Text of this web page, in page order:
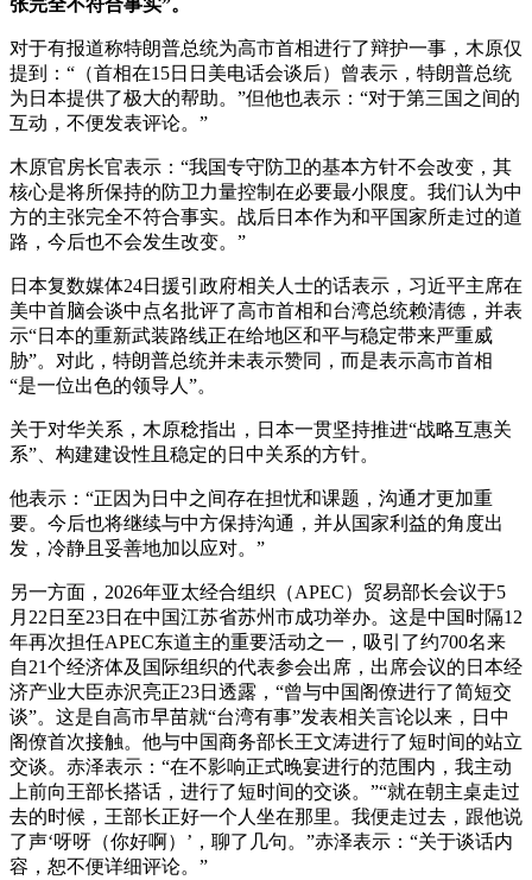
张完全不符合事实”。
对于有报道称特朗普总统为高市首相进行了辩护一事，木原仅
提到：“（首相在15日日美电话会谈后）曾表示，特朗普总统
为日本提供了极大的帮助。”但他也表示：“对于第三国之间的
互动，不便发表评论。”
木原官房长官表示：“我国专守防卫的基本方针不会改变，其
核心是将所保持的防卫力量控制在必要最小限度。我们认为中
方的主张完全不符合事实。战后日本作为和平国家所走过的道
路，今后也不会发生改变。”
日本复数媒体24日援引政府相关人士的话表示，习近平主席在
美中首脑会谈中点名批评了高市首相和台湾总统赖清德，并表
示“日本的重新武装路线正在给地区和平与稳定带来严重威
胁”。对此，特朗普总统并未表示赞同，而是表示高市首相
“是一位出色的领导人”。
关于对华关系，木原稔指出，日本一贯坚持推进“战略互惠关
系”、构建建设性且稳定的日中关系的方针。
他表示：“正因为日中之间存在担忧和课题，沟通才更加重
要。今后也将继续与中方保持沟通，并从国家利益的角度出
发，冷静且妥善地加以应对。”
另一方面，2026年亚太经合组织（APEC）贸易部长会议于5
月22日至23日在中国江苏省苏州市成功举办。这是中国时隔12
年再次担任APEC东道主的重要活动之一，吸引了约700名来
自21个经济体及国际组织的代表参会出席，出席会议的日本经
济产业大臣赤沢亮正23日透露，“曾与中国阁僚进行了简短交
谈”。这是自高市早苗就“台湾有事”发表相关言论以来，日中
阁僚首次接触。他与中国商务部长王文涛进行了短时间的站立
交谈。赤泽表示：“在不影响正式晚宴进行的范围内，我主动
上前向王部长搭话，进行了短时间的交谈。”“就在朝主桌走过
去的时候，王部长正好一个人坐在那里。我便走过去，跟他说
了声‘呀呀（你好啊）’，聊了几句。”赤泽表示：“关于谈话内
容，恕不便详细评论。”